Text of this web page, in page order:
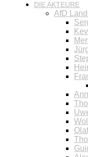
DIE AKTEURE
AfD